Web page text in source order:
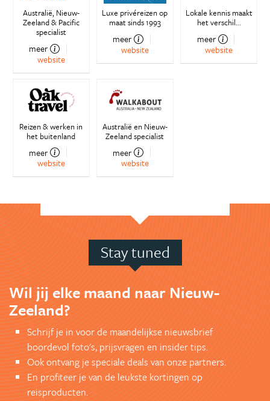
Australië, Nieuw-
Zeeland & Pacific
specialist
meer
website
Luxe privéreizen op
maat sinds 1993
meer
website
Lokale kennis maakt
het verschil...
meer
website
Reizen & werken in
het buitenland
meer
website
Australië en Nieuw-
Zeeland specialist
meer
website
Stay tuned
Wil jij elke maand naar Nieuw-
Zeeland?
Schrijf je in voor de maandelijkse nieuwsbrief
boordevol foto's, prijsvragen en insider tips.
Ook ontvang je speciale deals van onze partners.
En profiteer je van de leukste kortingen op
reisproducten.